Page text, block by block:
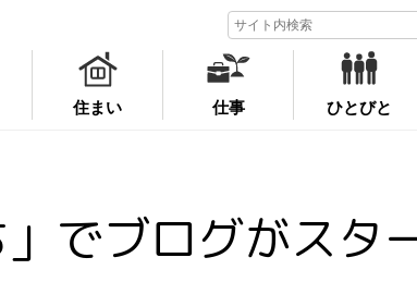
住まい 仕事 ひとびと
でブログがスタ